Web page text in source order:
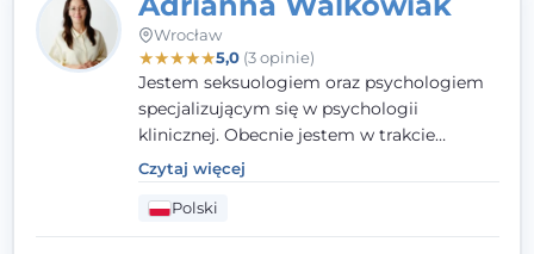
Wrocław
★★★★★5,0(3 opinie)
Jestem seksuologiem oraz psychologiem
specjalizującym się w psychologii
klinicznej. Obecnie jestem w trakcie
szkolenia na psychoterapeutę
systemowego. Posiadam status członka
nadzwyczajnego Wielkopolskiego
Towarzystwa Terapii Systemowej oraz
Czytaj więcej
Polski